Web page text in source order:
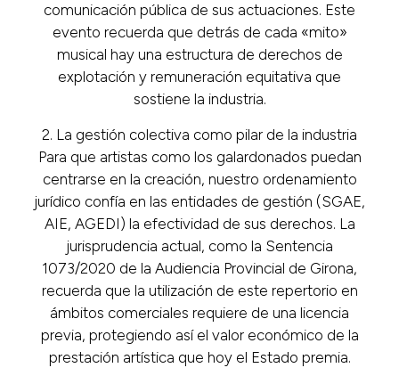
comunicación pública de sus actuaciones. Este
evento recuerda que detrás de cada «mito»
musical hay una estructura de derechos de
explotación y remuneración equitativa que
sostiene la industria.
2. La gestión colectiva como pilar de la industria
Para que artistas como los galardonados puedan
centrarse en la creación, nuestro ordenamiento
jurídico confía en las entidades de gestión (SGAE,
AIE, AGEDI) la efectividad de sus derechos. La
jurisprudencia actual, como la Sentencia
1073/2020 de la Audiencia Provincial de Girona,
recuerda que la utilización de este repertorio en
ámbitos comerciales requiere de una licencia
previa, protegiendo así el valor económico de la
prestación artística que hoy el Estado premia.